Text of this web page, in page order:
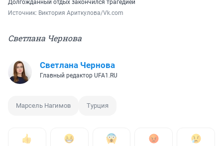
Долгожданный отдых закончился трагедией
Источник: Виктория Ариткулова/Vk.com
Светлана Чернова
Светлана Чернова
Главный редактор UFA1.RU
Марсель Нагимов Турция